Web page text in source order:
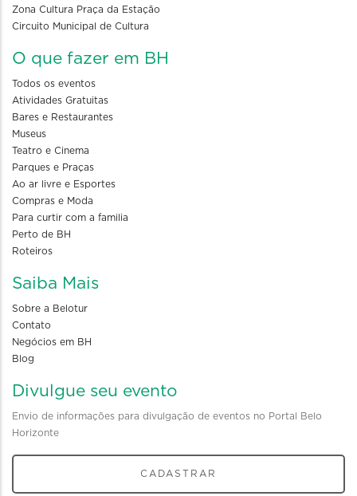
Zona Cultura Praça da Estação
Circuito Municipal de Cultura
O que fazer em BH
Todos os eventos
Atividades Gratuitas
Bares e Restaurantes
Museus
Teatro e Cinema
Parques e Praças
Ao ar livre e Esportes
Compras e Moda
Para curtir com a familia
Perto de BH
Roteiros
Saiba Mais
Sobre a Belotur
Contato
Negócios em BH
Blog
Divulgue seu evento
Envio de informações para divulgação de eventos no Portal Belo
Horizonte
CADASTRAR